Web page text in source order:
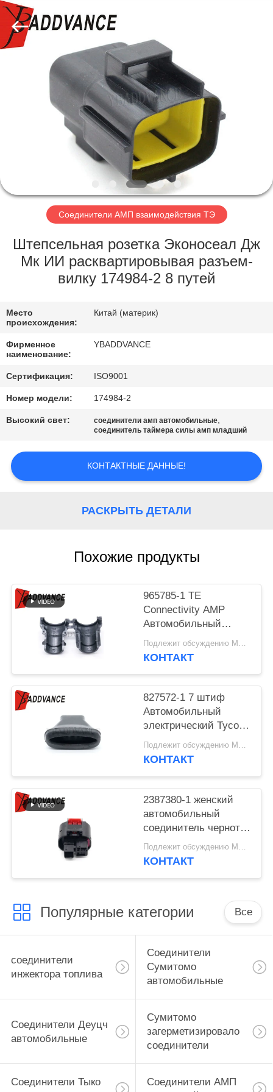
ПРОДУКТЫ
ПУТЕШЕСТВИЕ
ФАБРИКИ
ПРОВЕРКА
КАЧЕСТВА
СВЯЖИТЕСЬ
МЫ
СПРОСИТЕ
ЦИТАТУ
САЙТА
КОНФИДЕНЦИАЛЬНОСТИ
YingBao
Auto
Parts
Co.,Ltd.
Rights
Reserved.
Соединители АМП взаимодействия ТЭ
Штепсельная розетка Эконосеал Дж
Мк ИИ расквартировывая разъем-
вилку 174984-2 8 путей
Место
происхождения:
Китай (материк)
Фирменное
наименование:
YBADDVANCE
Сертификация: ISO9001
Номер модели: 174984-2
Высокий свет: соединители амп автомобильные,
соединитель таймера силы амп младший
КОНТАКТНЫЕ ДАННЫЕ!
РАСКРЫТЬ ДЕТАЛИ
Похожие продукты
965785-1 TE
Connectivity AMP
Автомобильный
разъем Крышка
Прямой Тип 9,6 мм
Подлежит обсуждению MOQ:100 ШТУК
КОНТАКТ
827572-1 7 штиф
Автомобильный
электрический Tyco
AMP соединитель
резиновый ботинк
Подлежит обсуждению MOQ:100 единиц
КОНТАКТ
2387380-1 женский
автомобильный
соединитель черноты
7 Pin для проводки
провода
Подлежит обсуждению MOQ:100 БЛОКОВ
КОНТАКТ
Популярные категории Все
соединители
инжектора топлива
Соединители
Сумитомо
автомобильные
Соединители Деуцч
автомобильные
Сумитомо
загерметизировало
соединители
Соединители Тыко
Соединители АМП